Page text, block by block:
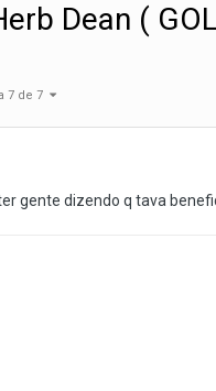
Dean (
7 de 7
gente dizendo q tava